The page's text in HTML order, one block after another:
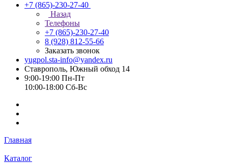
+7 (865)-230-27-40
Назад
Телефоны
+7 (865)-230-27-40
8 (928) 812-55-66
Заказать звонок
yugpol.sta-info@yandex.ru
Ставрополь, Южный обход 14
9:00-19:00 Пн-Пт
10:00-18:00 Cб-Вс
Главная
Каталог